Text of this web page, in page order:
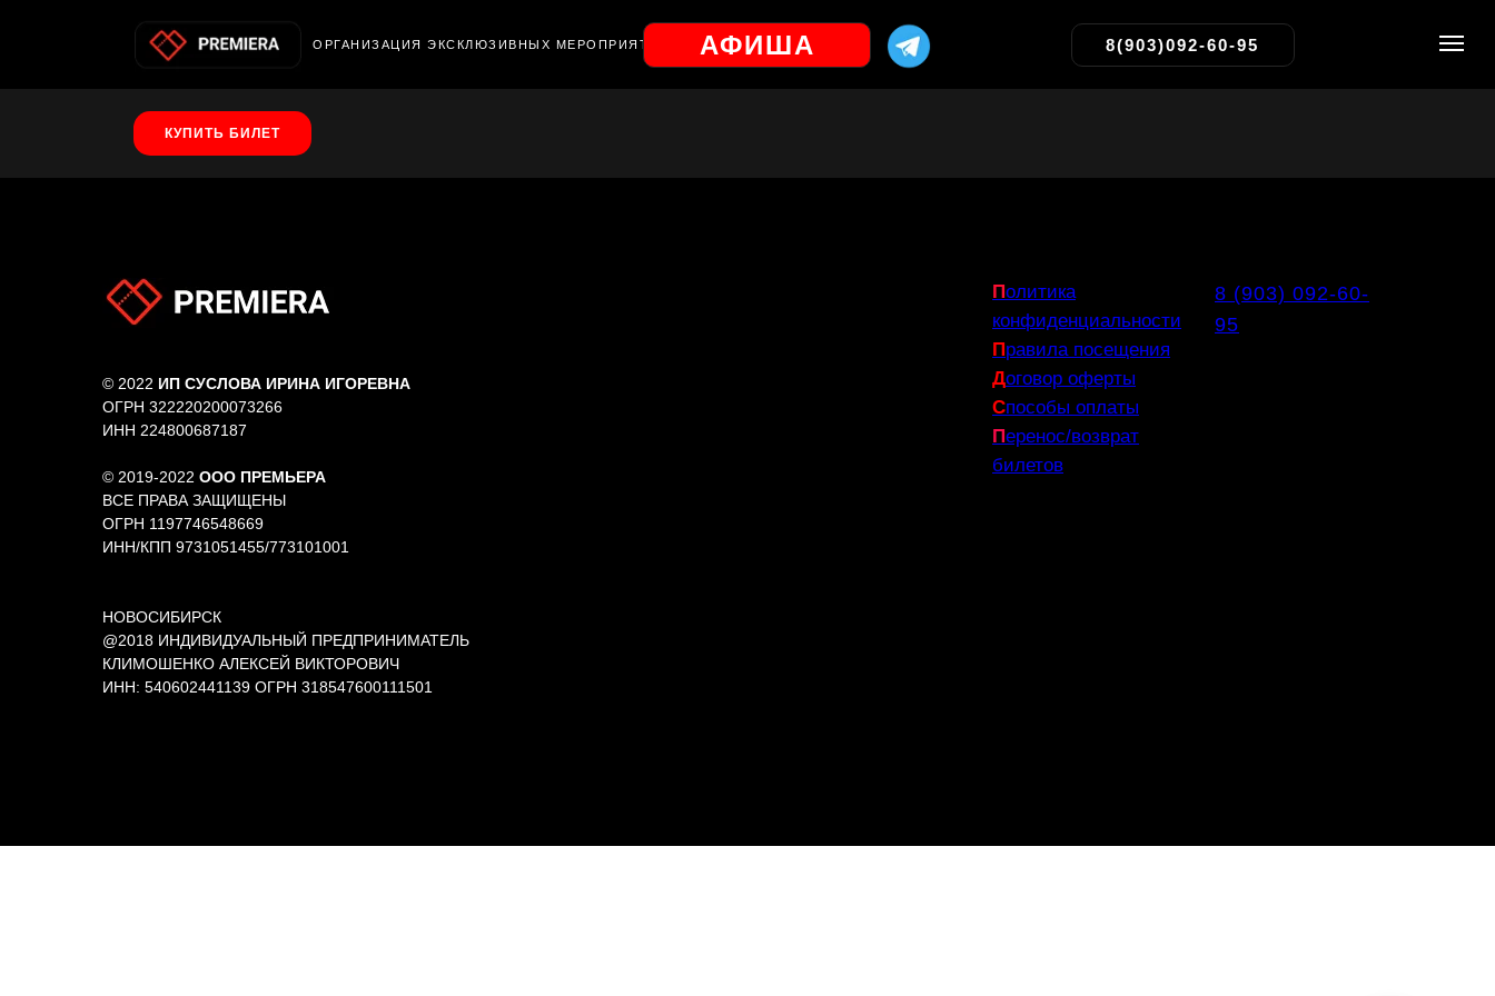
О РГАНИЗАЦИЯ ЭКСКЛЮЗИВНЫХ МЕРОПРИЯТИЙ АФИША 8(903)092-60-95
КУПИТЬ БИЛЕТ
© 2022 ИП СУСЛОВА ИРИНА ИГОРЕВНА
ОГРН 322220200073266
ИНН 224800687187
© 2019-2022 ООО ПРЕМЬЕРА
ВСЕ ПРАВА ЗАЩИЩЕНЫ
ОГРН 1197746548669
ИНН/КПП 9731051455/773101001
НОВОСИБИРСК
@2018 ИНДИВИДУАЛЬНЫЙ ПРЕДПРИНИМАТЕЛЬ
КЛИМОШЕНКО АЛЕКСЕЙ ВИКТОРОВИЧ
ИНН: 540602441139 ОГРН 318547600111501
Политика
конфиденциальности
Правила посещения
Договор оферты
Способы оплаты
Перенос/возврат
билетов
8 (903) 092-60-
95